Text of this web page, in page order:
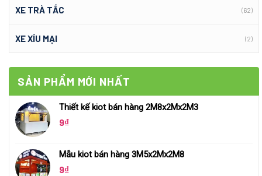
XE TRÀ TẮC (62)
XE XÍU MẠI (2)
SẢN PHẨM MỚI NHẤT
Thiết kế kiot bán hàng 2M8x2Mx2M3
9₫
Mẫu kiot bán hàng 3M5x2Mx2M8
9₫